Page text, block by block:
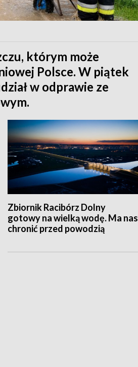
którym może
Polsce. W piątek
w odprawie ze
Zbiornik Racibórz Dolny
gotowy na wielką wodę. Ma nas
chronić przed powodzią